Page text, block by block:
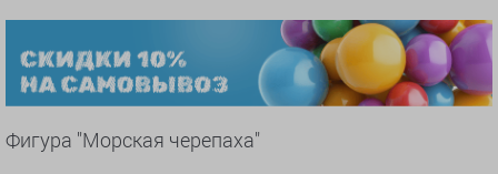
Фигура "Морская черепаха"